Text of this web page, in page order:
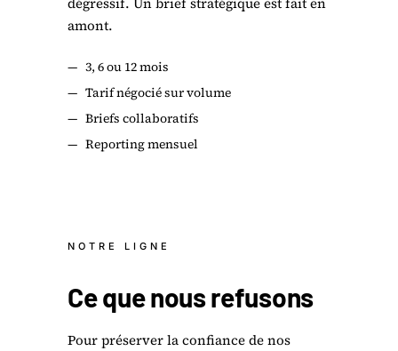
amont.
— 3, 6 ou 12 mois
— Tarif négocié sur volume
— Briefs collaboratifs
— Reporting mensuel
NOTRE LIGNE
Ce que nous refusons
Pour préserver la confiance de nos